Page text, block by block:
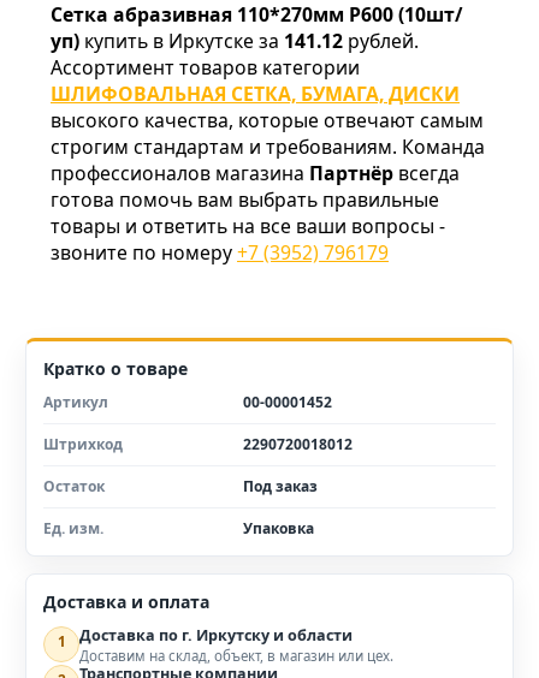
Сетка абразивная 110*270мм Р600 (10шт/
уп) купить в Иркутске за 141.12 рублей.
Ассортимент товаров категории
ШЛИФОВАЛЬНАЯ СЕТКА, БУМАГА, ДИСКИ
высокого качества, которые отвечают самым
строгим стандартам и требованиям. Команда
профессионалов магазина Партнёр всегда
готова помочь вам выбрать правильные
товары и ответить на все ваши вопросы -
звоните по номеру+7 (3952) 796179
Кратко о товаре
Артикул 00-00001452
Штрихкод 2290720018012
Остаток Под заказ
Ед. изм. Упаковка
Доставка и оплата
1 Доставка по г. Иркутску и области
Доставим на склад, объект, в магазин или цех.